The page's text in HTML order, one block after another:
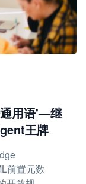
用语'—继
王牌
前置元数